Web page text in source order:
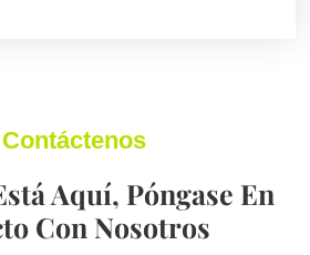
Contáctenos
Aquí, Póngase En
Con Nosotros